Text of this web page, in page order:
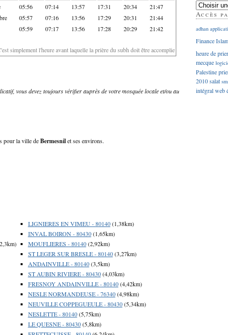
05:56 07:14 13:57 17:31 20:34 21:47
05:57 07:16 13:56 17:29 20:31 21:44
05:59 07:17 13:56 17:28 20:29 21:42
simplement l'heure avant laquelle la prière du subh doit être accomplie
vous devez toujours vérifier auprès de votre mosquée locale et/ou au
pour la ville deBermesnilet ses environs.
LIGNIERES EN VIMEU - 80140(1,38km)
INVAL BOIRON - 80430(1,65km)
MOUFLIERES - 80140(2,92km)
ST LEGER SUR BRESLE - 80140(3,27km)
ANDAINVILLE - 80140(3,5km)
ST AUBIN RIVIERE - 80430(4,03km)
FRESNOY ANDAINVILLE - 80140(4,42km)
NESLE NORMANDEUSE - 76340(4,98km)
NEUVILLE COPPEGUEULE - 80430(5,34km)
NESLETTE - 80140(5,75km)
LE QUESNE - 80430(5,8km)
Accès
adhan
Finance
heure de
mecque
Palestine
2010salat
intégralweb